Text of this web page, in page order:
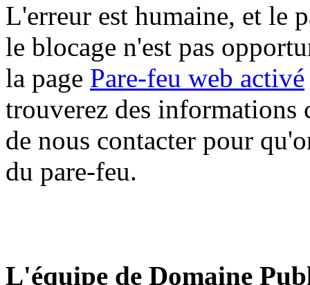
L'erreur est humaine, et le
le blocage n'est pas
la page Pare-feu web activé
trouverez des informations
de nous contacter pour
du pare-feu.
L'équipe de Domaine